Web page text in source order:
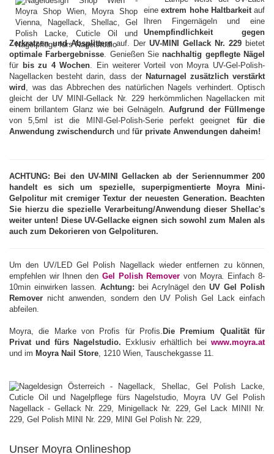
eineextrem hohe Haltbarkeitauf
Ihren Fingernägeln und eine
Unempfindlichkeit gegen
Zerkratzen und Absplitternauf. Der UV-MINI Gellack Nr. 229 bietet
optimale Farbergebnisse . Genießen Sienachhaltig gepflegte Nägel
für bis zu 4 Wochen . Ein weiterer Vorteil von Moyra UV-Gel-Polish-
Nagellacken besteht darin, dass der Naturnagel zusätzlich verstärkt
wird , was das Abbrechen des natürlichen Nagels verhindert. Optisch
gleicht der UV MINI-Gellack Nr. 229 herkömmlichen Nagellacken mit
einem brillantem Glanz wie bei Gelnägeln.Aufgrund der Füllmenge
von 5,5ml ist die MINI-Gel-Polish-Serie perfekt geeignet für die
Anwendung zwischendurch und für private Anwendungen daheim!
ACHTUNG: Bei den UV-MINI Gellacken ab der Seriennummer 200
handelt es sich um spezielle, superpigmentierte Moyra Mini-
Gelpolitur mit cremiger Textur der neuesten Generation. Beachten
Sie hierzu die spezielle Verarbeitung/Anwendung dieser Shellac's
weiter unten! Diese UV-Gellacke eignen sich sowohl zum Malen als
auch zum Dekorieren von Gelpolituren.
Um den UV/LED Gel Polish Nagellack wieder entfernen zu können,
empfehlen wir Ihnen den Gel Polish Remover von Moyra.
Einfach 8-
10min einwirken lassen.
Achtung: bei Acrylnägel den UV Gel Polish
Remover nicht anwenden, sondern den UV Polish Gel Lack einfach
abfeilen.
Moyra, die Marke von Profis für Profis. Die Premium Qualität für
Privat und fürs Nagelstudio. Exklusiv erhältlich bei www.moyra.at
und im Moyra Nail Store , 1210 Wien, Tauschekgasse 11.
Unser Moyra Onlineshop